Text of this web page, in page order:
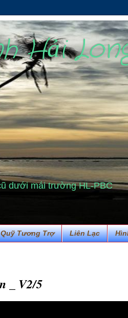
Hải
dưới mái trường HL-PBC
Quỹ Tương Trợ Liên Lạc
_ V2/5